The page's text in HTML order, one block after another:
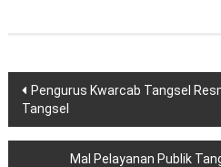
Navigasi
pos
Pengurus Kwarcab Tangsel
Tangsel
Mal Pelayanan Publik